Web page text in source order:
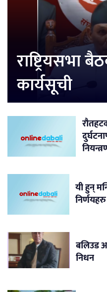
राष्ट्रियसभा
कार्यसूची
यी हुन्
निर्णयहरु
बलिउड
निधन